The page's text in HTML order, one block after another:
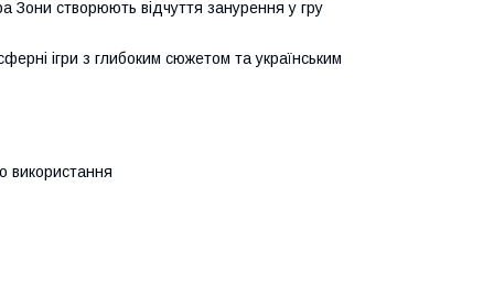
Зони створюють відчуття занурення у гру
ігри з глибоким сюжетом та українським
використання